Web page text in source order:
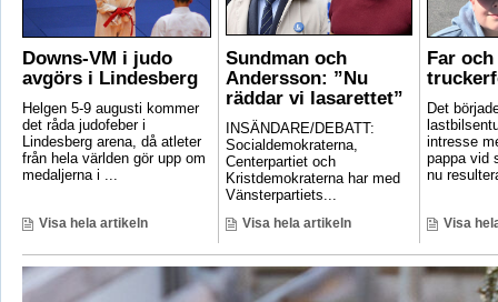
Downs-VM i judo
avgörs i Lindesberg
Helgen 5-9 augusti kommer
det råda judofeber i
Lindesberg arena, då atleter
från hela världen gör upp om
medaljerna i ...
Visa hela artikeln
Sundman och
Andersson: ”Nu
räddar vi lasarettet”
INSÄNDARE/DEBATT:
Socialdemokraterna,
Centerpartiet och
Kristdemokraterna har med
Vänsterpartiets...
Visa hela artikeln
Far
Det
intresse
pappa vid
nu
Visa